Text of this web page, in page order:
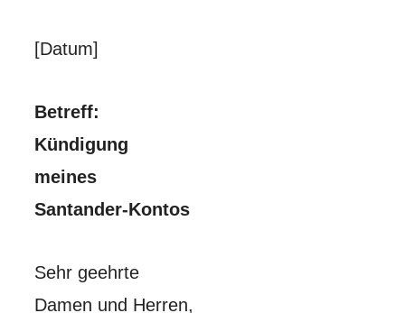
[Datum]
Betreff:
Kündigung
meines
Santander-Kontos
Sehr geehrte
Damen und Herren,